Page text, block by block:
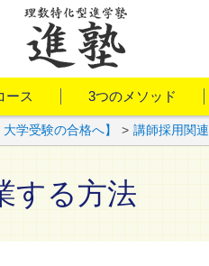
ース 3つのメソッド
学受験の合格へ】 > 講師採用関連
する方法